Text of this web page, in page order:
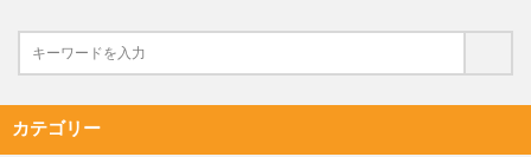
カテゴリー